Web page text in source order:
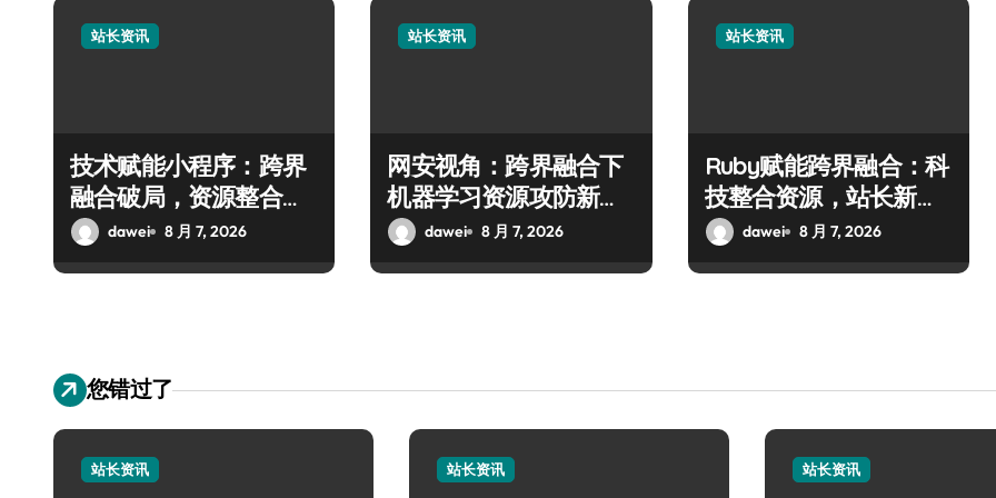
站长资讯
技术赋能小程序：跨界
融合破局，资源整合掘
金科技新蓝海
dawei 8 月 7, 2026
站长资讯
网安视角：跨界融合下
机器学习资源攻防新科
技攻略
dawei 8 月 7, 2026
站长资讯
Ruby赋能跨界融合：科
技整合资源，站长新篇
破界启航
dawei 8 月 7, 2026
您错过了
站长资讯 站长资讯 站长资讯